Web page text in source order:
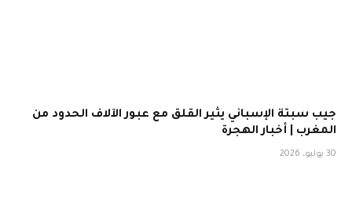
جيب سبتة الإسباني يثير القلق مع عبور الآلاف الحدود من
المغرب | أخبار الهجرة
30 يوليو، 2026